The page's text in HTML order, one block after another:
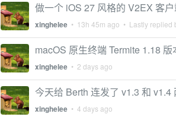
做一个 iOS 27 风格的 V2EX 客
xinghelee • 13h 45m ago • Lastly replied
macOS 原生终端 Termite 1.18
xinghelee • 2 days ago
今天给 Berth 连发了 v1.3 和 v1.4
xinghelee • 4 days ago